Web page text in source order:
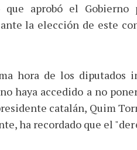
aprobó el
la elección de este
hora de los diputados
haya accedido a no
catalán, Quim
ha recordado que el